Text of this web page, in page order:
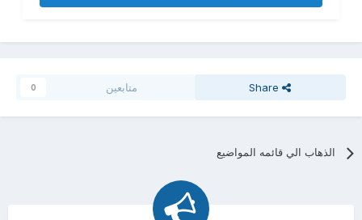
Share متابعين 0
الذهاب الي قائمه المواضيع